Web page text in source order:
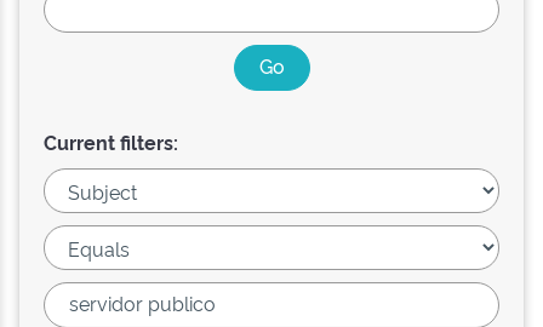
Current filters: